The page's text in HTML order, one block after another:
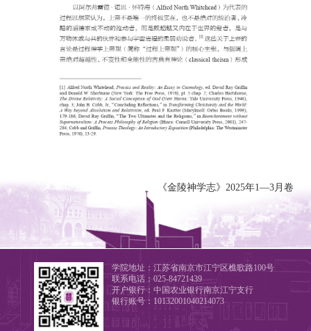
《金陵神学志》2025年1—3月卷
学院地址：江苏省南京市江宁区樵歌路100号
联系电话：025-84721439
开户银行：中国农业银行南京江宁支行
银行账号：10132001040214073